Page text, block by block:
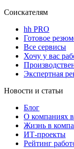
Соискателям
hh PRO
Готовое
Все сервисы
Хочу у вас
Экспертная
Новости и статьи
Блог
О компаниях
Жизнь в
ИТ-проекты
Рейтинг